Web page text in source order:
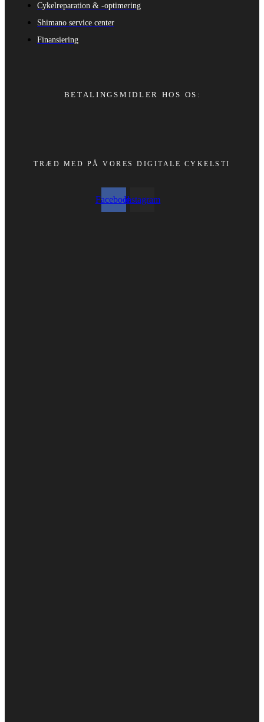
Cykelreparation & -optimering
Shimano service center
Finansiering
BETALINGSMIDLER HOS OS:
TRÆD MED PÅ VORES DIGITALE CYKELSTI
FacebookInstagram